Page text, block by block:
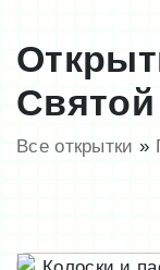
Все открытки »